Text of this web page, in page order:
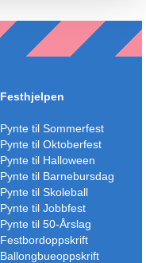
Festhjelpen
Pynte til Sommerfest
Pynte til Oktoberfest
Pynte til Halloween
Pynte til Barnebursdag
Pynte til Skoleball
Pynte til Jobbfest
Pynte til 50-Årslag
Festbordoppskrift
Ballongbueoppskrift